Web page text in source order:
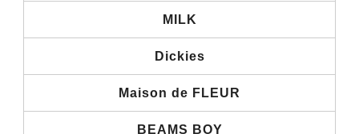
MILK
Dickies
Maison de FLEUR
BEAMS BOY